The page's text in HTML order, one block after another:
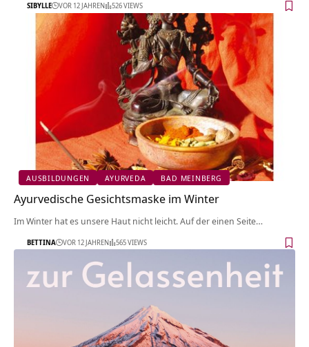
SIBYLLE VOR 12 JAHREN 526 VIEWS
AUSBILDUNGEN AYURVEDA BAD MEINBERG
Ayurvedische Gesichtsmaske im Winter
Im Winter hat es unsere Haut nicht leicht. Auf der einen Seite…
BETTINA VOR 12 JAHREN 565 VIEWS